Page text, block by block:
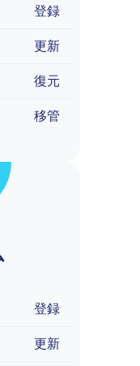
登録
更新
復元
移管
登録
更新